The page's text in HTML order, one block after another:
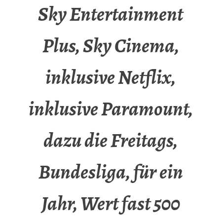
Sky Entertainment
Plus, Sky Cinema,
inklusive Netflix,
inklusive Paramount,
dazu die Freitags,
Bundesliga, für ein
Jahr, Wert fast 500